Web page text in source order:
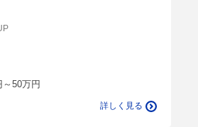
～50万円
詳しく見る